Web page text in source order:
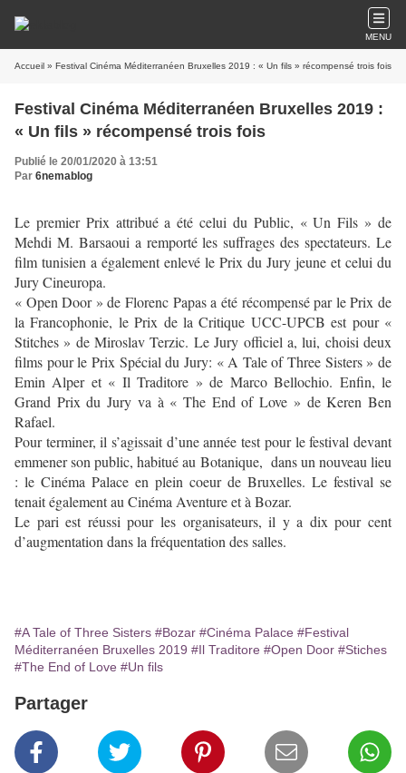
MENU
Accueil » Festival Cinéma Méditerranéen Bruxelles 2019 : « Un fils » récompensé trois fois
Festival Cinéma Méditerranéen Bruxelles 2019 :
« Un fils » récompensé trois fois
Publié le 20/01/2020 à 13:51
Par 6nemablog
Le premier Prix attribué a été celui du Public, « Un Fils » de
Mehdi M. Barsaoui a remporté les suffrages des spectateurs. Le
film tunisien a également enlevé le Prix du Jury jeune et celui du
Jury Cineuropa.
« Open Door » de Florenc Papas a été récompensé par le Prix de
la Francophonie, le Prix de la Critique UCC-UPCB est pour «
Stitches » de Miroslav Terzic. Le Jury officiel a, lui, choisi deux
films pour le Prix Spécial du Jury: « A Tale of Three Sisters » de
Emin Alper et « Il Traditore » de Marco Bellochio. Enfin, le
Grand Prix du Jury va à « The End of Love » de Keren Ben
Rafael.
Pour terminer, il s’agissait d’une année test pour le festival devant
emmener son public, habitué au Botanique, dans un nouveau lieu
: le Cinéma Palace en plein coeur de Bruxelles. Le festival se
tenait également au Cinéma Aventure et à Bozar.
Le pari est réussi pour les organisateurs, il y a dix pour cent
d’augmentation dans la fréquentation des salles.
#A Tale of Three Sisters #Bozar #Cinéma Palace #Festival
Méditerranéen Bruxelles 2019 #Il Traditore #Open Door #Stiches
#The End of Love #Un fils
Partager